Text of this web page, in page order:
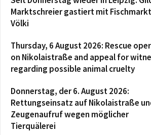
Marktschreier gastiert mit
Völki
Thursday, 6 August 2026: Rescue
on Nikolaistraße and appeal for
regarding possible animal cruelty
Donnerstag, der 6. August 2026:
Rettungseinsatz auf Nikolaistraße
Zeugenaufruf wegen möglicher
Tierquälerei